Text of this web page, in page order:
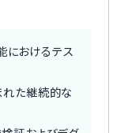
おけるテス
れた継続的な